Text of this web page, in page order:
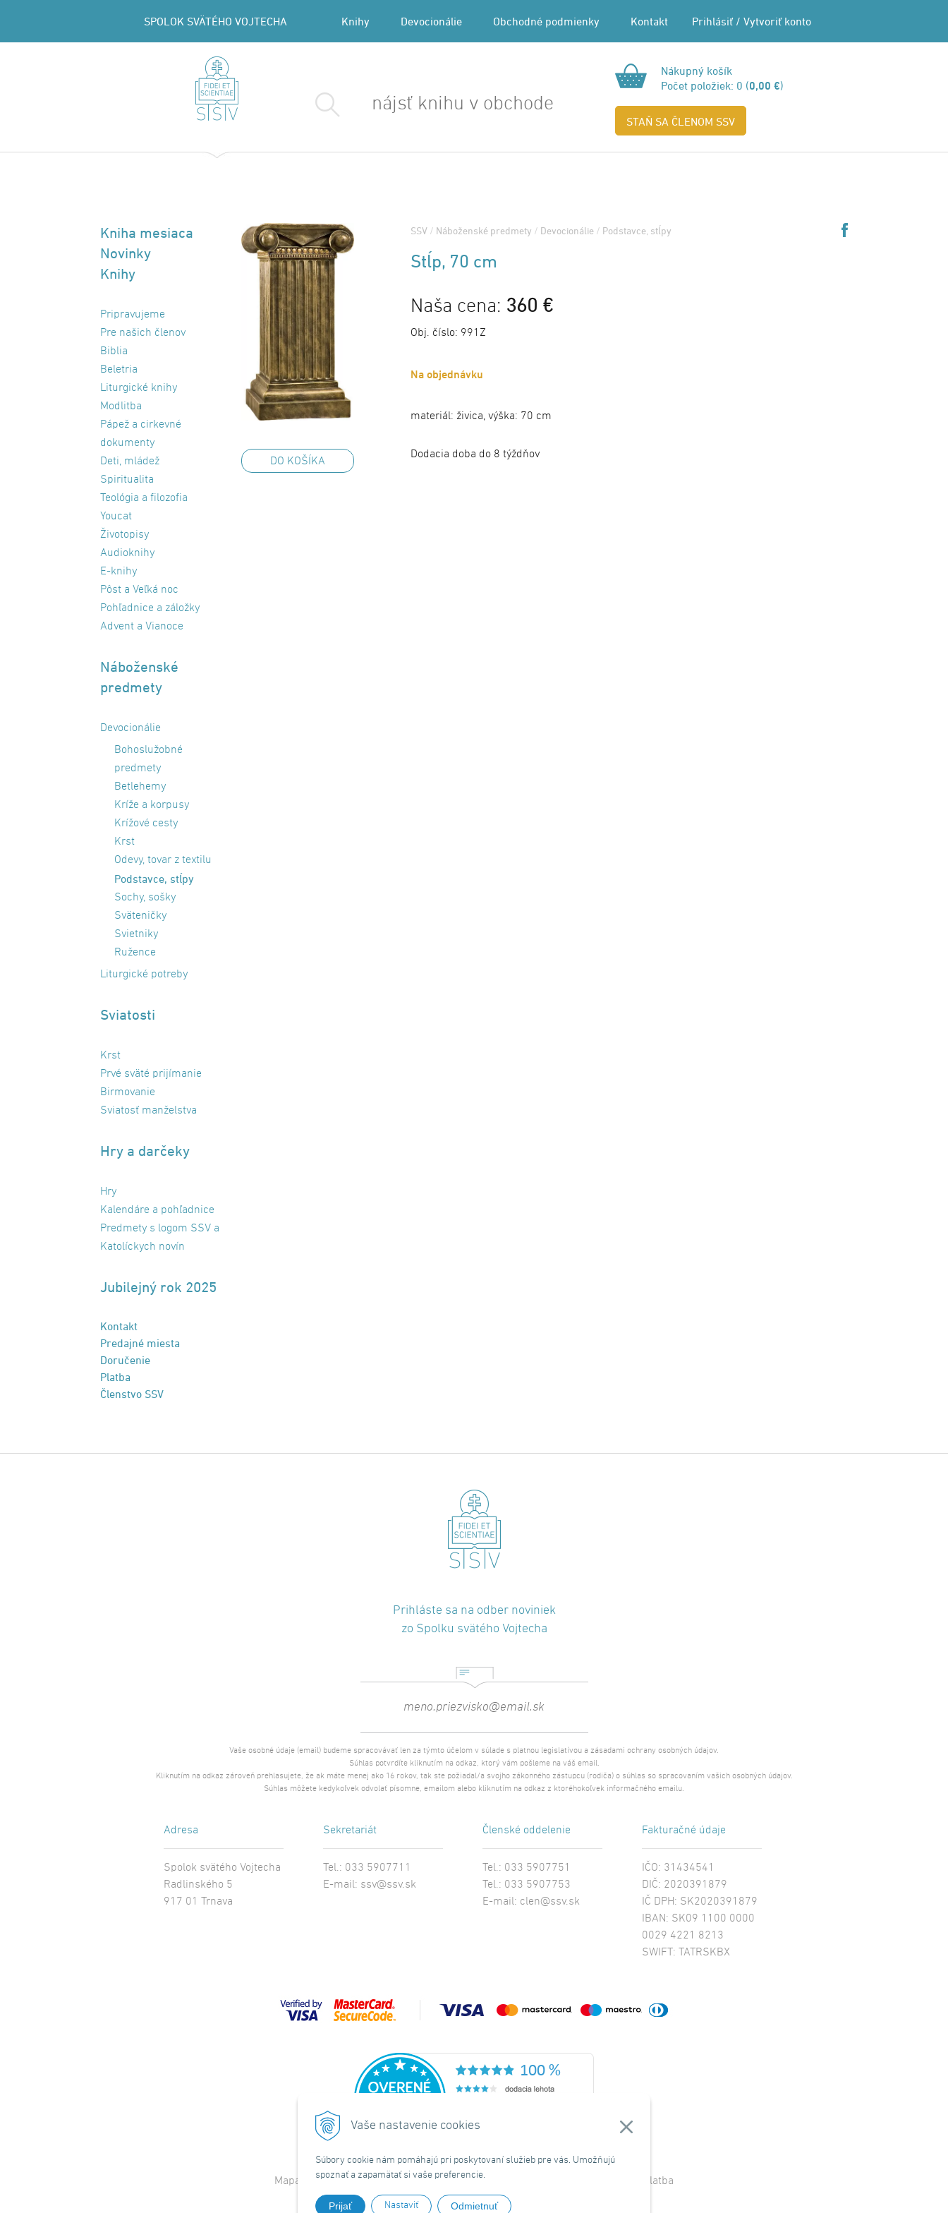
Vaše nastavenie cookies
Súbory cookie nám pomáhajú pri poskytovaní služieb pre vás. Umožňujú
spoznať a zapamätať si vaše preferencie.
Prijať Nastaviť Odmietnuť
SPOLOK SVÄTÉHO VOJTECHA Knihy Devocionálie Obchodné podmienky Kontakt Prihlásiť / Vytvoriť konto
Nákupný košík
Počet položiek: 0 (0,00 €)
STAŇ SA ČLENOM SSV
SSV / Náboženské predmety / Devocionálie / Podstavce, stĺpy
Stĺp, 70 cm
Naša cena: 360 €
Obj. číslo: 991Z
Na objednávku
materiál: živica, výška: 70 cm
Dodacia doba do 8 týždňov
DO KOŠÍKA
Kniha mesiaca
Novinky
Knihy
Pripravujeme
Pre našich členov
Biblia
Beletria
Liturgické knihy
Modlitba
Pápež a cirkevné
dokumenty
Deti, mládež
Spiritualita
Teológia a filozofia
Youcat
Životopisy
Audioknihy
E-knihy
Pôst a Veľká noc
Pohľadnice a záložky
Advent a Vianoce
Náboženské
predmety
Devocionálie
Bohoslužobné
predmety
Betlehemy
Kríže a korpusy
Krížové cesty
Krst
Odevy, tovar z textilu
Podstavce, stĺpy
Sochy, sošky
Sväteničky
Svietniky
Ružence
Liturgické potreby
Sviatosti
Krst
Prvé sväté prijímanie
Birmovanie
Sviatosť manželstva
Hry a darčeky
Hry
Kalendáre a pohľadnice
Predmety s logom SSV a
Katolíckych novín
Jubilejný rok 2025
Kontakt
Predajné miesta
Doručenie
Platba
Členstvo SSV
Prihláste sa na odber noviniek
zo Spolku svätého Vojtecha
Vaše osobné údaje (email) budeme spracovávať len za týmto účelom v súlade s platnou legislatívou a zásadami ochrany osobných údajov.
Súhlas potvrdíte kliknutím na odkaz, ktorý vám pošleme na váš email.
Kliknutím na odkaz zároveň prehlasujete, že ak máte menej ako 16 rokov, tak ste požiadal/a svojho zákonného zástupcu (rodiča) o súhlas so spracovaním vašich osobných údajov.
Súhlas môžete kedykoľvek odvolať písomne, emailom alebo kliknutím na odkaz z ktoréhokoľvek informačného emailu.
Adresa
Spolok svätého Vojtecha
Radlinského 5
917 01 Trnava
Sekretariát
Tel.: 033 5907711
E-mail: ssv@ssv.sk
Členské oddelenie
Tel.: 033 5907751
Tel.: 033 5907753
E-mail: clen@ssv.sk
Fakturačné údaje
IČO: 31434541
DIČ: 2020391879
IČ DPH: SK2020391879
IBAN: SK09 1100 0000
0029 4221 8213
SWIFT: TATRSKBX
Mapa stránky|Domov|Obchodné podmienky Platba